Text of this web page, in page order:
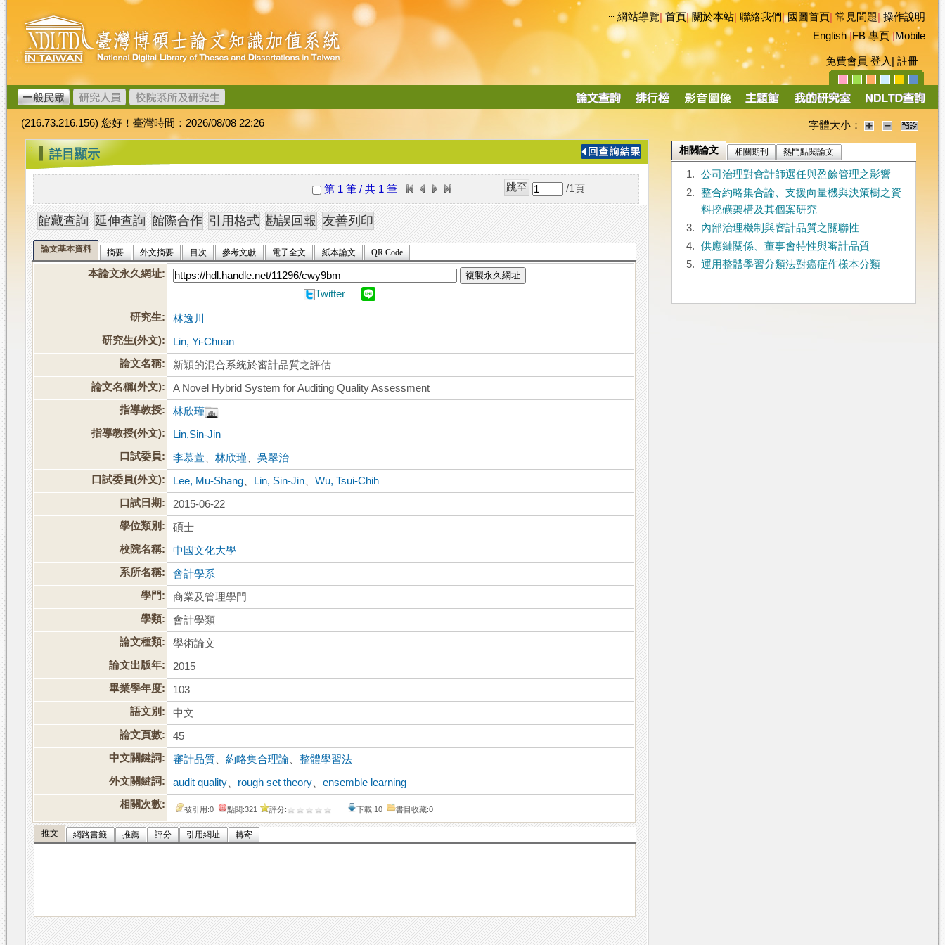
跳
到
主
要
內
容
臺
灣
博
碩
士
論
文
加
值
系
統
::: 網站導覽|首頁|關於本站 聯絡我們|國圖首頁 常見問題|操作說明
English|FB 專頁|Mobile
免費會員 登入 註冊
導
(216.73.216.156) 您好！臺灣時間：2026/08/08 22:26 字體大小：
::: 詳目顯示
第 1 筆 / 共 1 筆 /1 頁
論文基本資料 摘要 外文摘要 目次 參考文獻 電子全文 紙本論文 QR Code
本論文永久網址: 複製永久網址
Twitter
研究生:
林逸川
研究生(外文):
Lin, Yi-Chuan
論文名稱:
新穎的混合系統於審計品質之評估
論文名稱(外文):
A Novel Hybrid System for Auditing Quality Assessment
指導教授:
林欣瑾
指導教授(外文):
Lin,Sin-Jin
口試委員:
李慕萱 、林欣瑾 、吳翠治
口試委員(外文):
Lee, Mu-Shang Lin, Sin-Jin 、Wu, Tsui-Chih
口試日期:
2015-06-22
學位類別:
碩士
校院名稱:
中國文化大學
系所名稱:
會計學系
學門:
商業及管理學門
學類:
會計學類
論文種類:
學術論文
論文出版年:
2015
畢業學年度:
103
語文別:
中文
論文頁數:
45
中文關鍵詞:
審計品質 、約略集合理論 、整體學習法
外文關鍵詞:
audit quality rough set theory 、ensemble learning
相關次數:
被引用:0 點閱:321 評分: 下載:10 書目收藏:0
推文 網路書籤 推薦 評分 引用網址 轉寄
相關論文 相關期刊 熱門點閱論文
1.
公司治理對會計師選任與盈餘管理之影響
2.
整合約略集合論、支援向量機與決策樹之資
料挖礦架構及其個案研究
3.
內部治理機制與審計品質之關聯性
4.
供應鏈關係、董事會特性與審計品質
5.
運用整體學習分類法對癌症作樣本分類